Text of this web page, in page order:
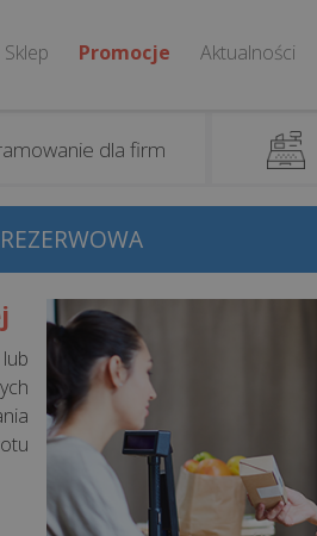
Sklep Promocje Aktualności
dla firm